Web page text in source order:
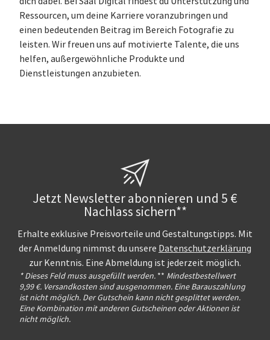
Ressourcen, um deine Karriere voranzubringen und
einen bedeutenden Beitrag im Bereich Fotografie zu
leisten. Wir freuen uns auf motivierte Talente, die uns
helfen, außergewöhnliche Produkte und
Dienstleistungen anzubieten.
Jetzt Newsletter abonnieren und 5 €
Nachlass sichern**
Erhalte exklusive Preisvorteile und Gestaltungstipps. Mit
der Anmeldung nimmst du unsere Datenschutzerklärung
zur Kenntnis. Eine Abmeldung ist jederzeit möglich.
* Dieses Feld muss ausgefüllt werden. ** Mindestbestellwert
9,99 €. Versandkosten sind ausgenommen. Eine Barauszahlung
ist nicht möglich. Der Gutschein kann nicht gesplittet werden.
Eine Kombination mit anderen Gutscheinen oder Aktionen ist
nicht möglich.